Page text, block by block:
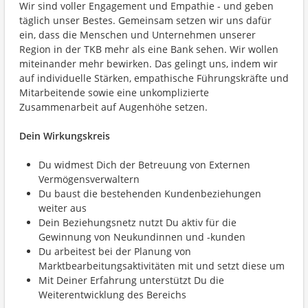
Wir sind voller Engagement und Empathie - und geben
täglich unser Bestes. Gemeinsam setzen wir uns dafür
ein, dass die Menschen und Unternehmen unserer
Region in der TKB mehr als eine Bank sehen. Wir wollen
miteinander mehr bewirken. Das gelingt uns, indem wir
auf individuelle Stärken, empathische Führungskräfte und
Mitarbeitende sowie eine unkomplizierte
Zusammenarbeit auf Augenhöhe setzen.
Dein Wirkungskreis
Du widmest Dich der Betreuung von Externen
Vermögensverwaltern
Du baust die bestehenden Kundenbeziehungen
weiter aus
Dein Beziehungsnetz nutzt Du aktiv für die
Gewinnung von Neukundinnen und -kunden
Du arbeitest bei der Planung von
Marktbearbeitungsaktivitäten mit und setzt diese um
Mit Deiner Erfahrung unterstützt Du die
Weiterentwicklung des Bereichs